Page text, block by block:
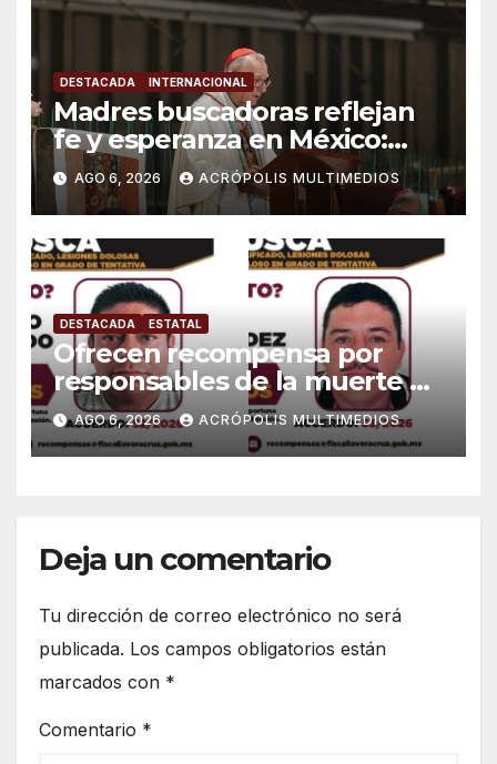
DESTACADA INTERNACIONAL
Madres buscadoras reflejan
fe y esperanza en México:
Parolin
AGO 6, 2026 ACRÓPOLIS MULTIMEDIOS
DESTACADA ESTATAL
Ofrecen recompensa por
responsables de la muerte de
periodista Avisack Douglas
AGO 6, 2026 ACRÓPOLIS MULTIMEDIOS
Deja un comentario
Tu dirección de correo electrónico no será
publicada. Los campos obligatorios están
marcados con *
Comentario *